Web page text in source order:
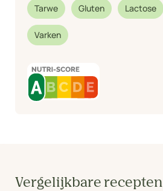
Tarwe Gluten Lactose
Varken
Vergelijkbare recepten